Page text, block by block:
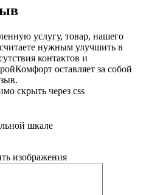
услугу, товар, нашего
нужным улучшить в
контактов и
оставляет за собой
скрыть через css
шкале
изображения